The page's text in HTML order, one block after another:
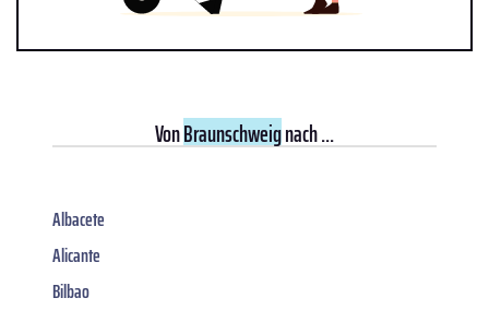
VonBraunschweignach ...
Albacete
Alicante
Bilbao